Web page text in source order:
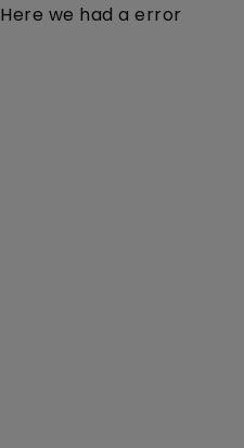
Here we had a error